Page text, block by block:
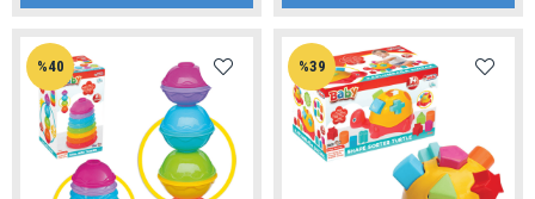
%40 %39